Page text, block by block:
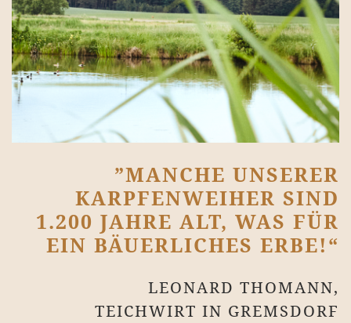
”MANCHE UNSERER
KARPFENWEIHER SIND
1.200 JAHRE ALT, WAS FÜR
EIN BÄUERLICHES ERBE!“
LEONARD THOMANN,
TEICHWIRT IN GREMSDORF